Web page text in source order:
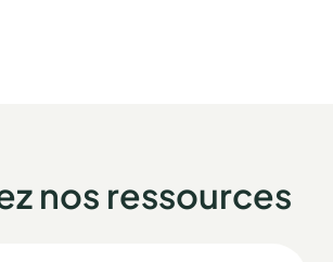
nos ressources